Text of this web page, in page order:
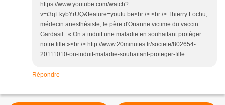
https://www.youtube.com/watch?
v=i3qEkybYrUQ&feature=youtu.be<br /> <br /> Thierry Lochu,
médecin anesthésiste, le père d'Orianne victime du vaccin
Gardasil : « On a induit une maladie en souhaitant protéger
notre fille »<br /> http://www.20minutes.fr/societe/802654-
20111010-on-induit-maladie-souhaitant-proteger-fille
Répondre